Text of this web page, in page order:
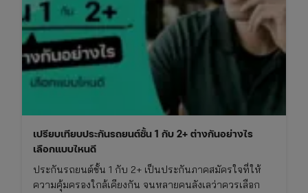
เปรียบเทียบประกันรถยนต์ชั้น 1 กับ 2+ ต่างกันอย่างไร
เลือกแบบไหนดี
ประกันรถยนต์ชั้น 1 กับ 2+ เป็นประกันภาคสมัครใจที่ให้
ความคุ้มครองใกล้เคียงกัน จนหลายคนลังเลว่าควรเลือก